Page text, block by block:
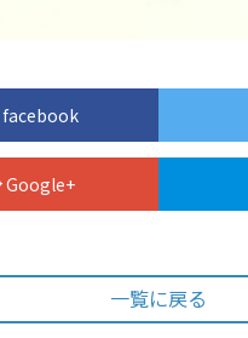
facebook
Google+
一覧に戻る